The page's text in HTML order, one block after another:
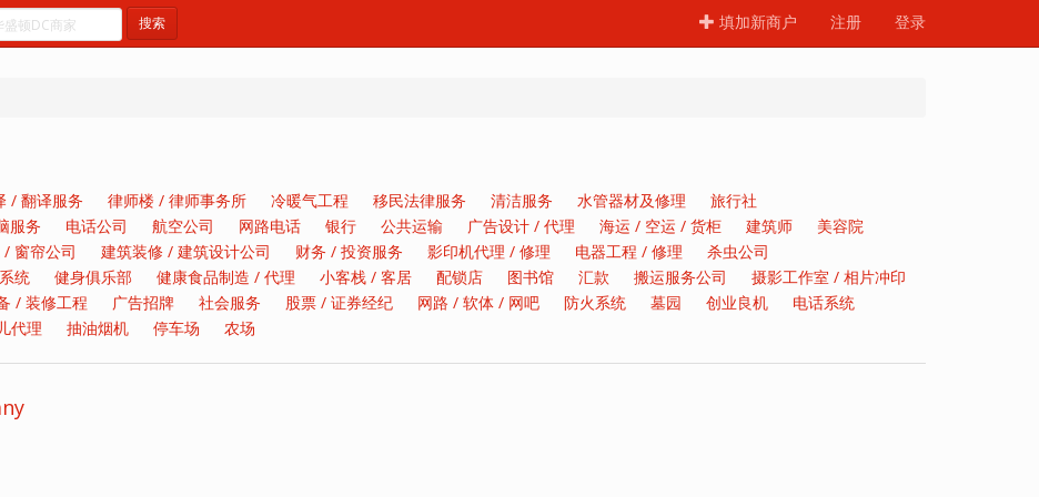
搜索 填加新商户 注册 登录
/ 翻译服务 律师楼 / 律师事务所 冷暖气工程 移民法律服务 清洁服务 水管器材及修理
旅行社
服务 电话公司 航空公司 网路电话 银行 公共运输 广告设计 / 代理 海运 / 空运 / 货柜 建筑师
美容院
/ 窗帘公司 建筑装修 / 建筑设计公司 财务 / 投资服务 影印机代理 / 修理 电器工程 / 修理
杀虫公司
统 健身俱乐部 健康食品制造 / 代理 小客栈 / 客居 配锁店 图书馆 汇款 搬运服务公司
摄影工作室 / 相片冲印
/ 装修工程 广告招牌 社会服务 股票 / 证券经纪 网路 / 软体 / 网吧 防火系统 墓园 创业良机
电话系统
代理 抽油烟机 停车场 农场